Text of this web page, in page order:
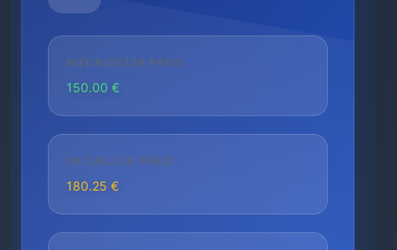
NIEDRIGSTER PREIS
150.00 €
AKTUELLER PREIS
180.25 €